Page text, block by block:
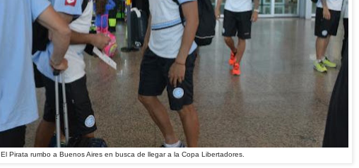
El Pirata rumbo a Buenos Aires en busca de llegar a la Copa Libertadores.